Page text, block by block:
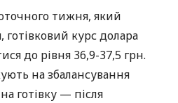
тижня, який
готівковий курс долара
до рівня 36,9-37,5 грн.
на збалансування
готівку — після